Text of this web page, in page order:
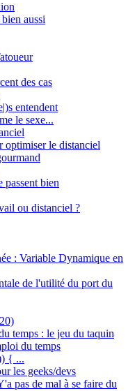
aussi
des cas
entendent
le sexe...
le distanciel
passent bien
ou distanciel ?
: Variable Dynamique en
de l'utilité du port du
temps : le jeu du taquin
du temps
{ ...
les geeks/devs
pas de mal à se faire du